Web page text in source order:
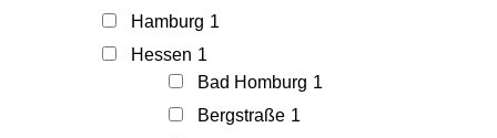
Hamburg 1
Hessen 1
Bad Homburg 1
Bergstraße 1